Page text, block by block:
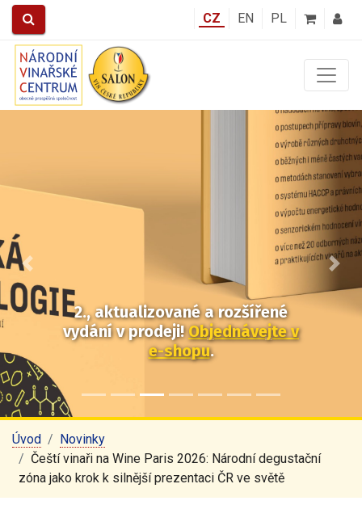
CZ EN PL
2., aktualizované a rozšířené
vydání v prodeji!Objednávejte v
e-shopu.
Předchozí Další
Úvod
Novinky
Čeští vinaři na Wine Paris 2026: Národní degustační
zóna jako krok k silnější prezentaci ČR ve světě